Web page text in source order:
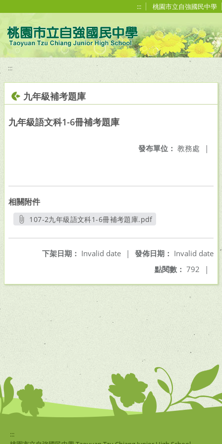
::: 桃園市立自強國民中學
:::
九年級補考題庫
九年級語文科1-6冊補考題庫
發布單位： 教務處 |
相關附件
107-2九年級語文科1-6冊補考題庫.pdf
發佈日期： Invalid date
下架日期： Invalid date
|
點閱數： 792 |
:::